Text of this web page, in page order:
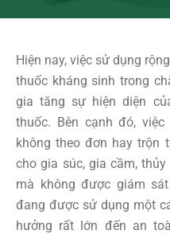
Hiện nay, việc sử dụng
thuốc kháng sinh trong
gia tăng sự hiện diện
thuốc. Bên cạnh đó,
không theo đơn hay trộn
cho gia súc, gia cầm,
mà không được giám
đang được sử dụng một
hưởng rất lớn đến an